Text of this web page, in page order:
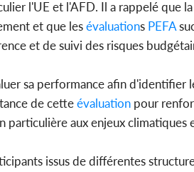
l'UE et l'AFD. Il a rappelé que la
et que lesévaluations PEFA
et de suivi des risques
sa performance afin d'identifier
de cetteévaluation pour
particulière aux enjeux climatiques
issus de différentes